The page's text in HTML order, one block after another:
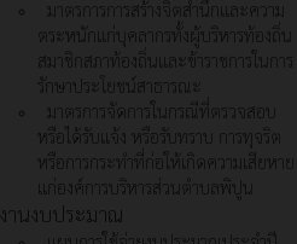
มาตรการการสร้างจิตสำนึกและความ
ตระหนักแก่บุคลากรทั้งผู้บริหารท้องถิ่น
สมาชิกสภาท้องถิ่นและข้าราชการในการ
รักษาประโยชน์สาธารณะ
มาตรการจัดการในกรณีที่ตรวจสอบ
หรือได้รับแจ้ง หรือรับทราบ การทุจริต
หรือการกระทำที่ก่อให้เกิดความเสียหาย
แก่องค์การบริหารส่วนตำบลพิปูน
งานงบประมาณ